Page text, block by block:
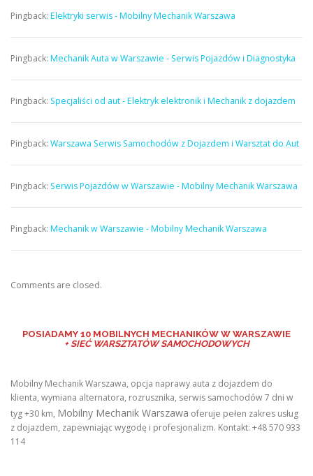
Pingback: Elektryki serwis - Mobilny Mechanik Warszawa
Pingback: Mechanik Auta w Warszawie - Serwis Pojazdów i Diagnostyka
Pingback: Specjaliści od aut - Elektryk elektronik i Mechanik z dojazdem
Pingback: Warszawa Serwis Samochodów z Dojazdem i Warsztat do Aut
Pingback: Serwis Pojazdów w Warszawie - Mobilny Mechanik Warszawa
Pingback: Mechanik w Warszawie - Mobilny Mechanik Warszawa
Comments are closed.
POSIADAMY 10 MOBILNYCH MECHANIKÓW W WARSZAWIE
+ SIEĆ WARSZTATÓW SAMOCHODOWYCH
Mobilny Mechanik Warszawa, opcja naprawy auta z dojazdem do
klienta, wymiana alternatora, rozrusznika, serwis samochodów 7 dni w
tyg +30 km, Mobilny Mechanik Warszawa oferuje pełen zakres usług
z dojazdem, zapewniając wygodę i profesjonalizm. Kontakt: +48 570 933
114